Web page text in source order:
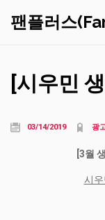
팬플러스
[시우민
03/14/2019 광
[3월
시